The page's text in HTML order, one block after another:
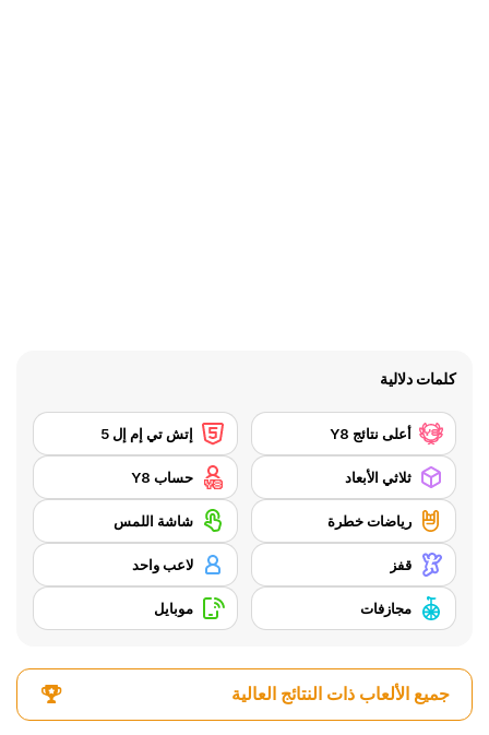
كلمات دلالية
أعلى نتائج Y8 إتش تي إم إل 5
ثلاثي الأبعاد حساب Y8
رياضات خطرة شاشة اللمس
قفز لاعب واحد
مجازفات موبايل
جميع الألعاب ذات النتائج العالية